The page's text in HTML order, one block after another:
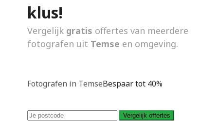
klus!
Vergelijk gratis offertes van meerdere
fotografen uit Temse en omgeving.
Fotografen in TemseBespaar tot 40%
Vergelijk offertes